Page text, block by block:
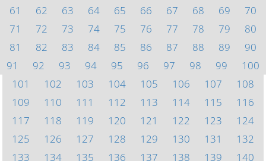
61
62 63 64 65 66 67 68 69
70
71
72 73 74 75 76 77 78 79
80
81
82 83 84 85 86 87 88 89
90
91
92 93 94 95 96 97 98 99
100
101
102 103 104 105 106 107
108
109
110 111 112 113 114 115
116
117
118 119 120 121 122 123
124
125
126 127 128 129 130 131
132
133
134 135 136 137 138 139
140